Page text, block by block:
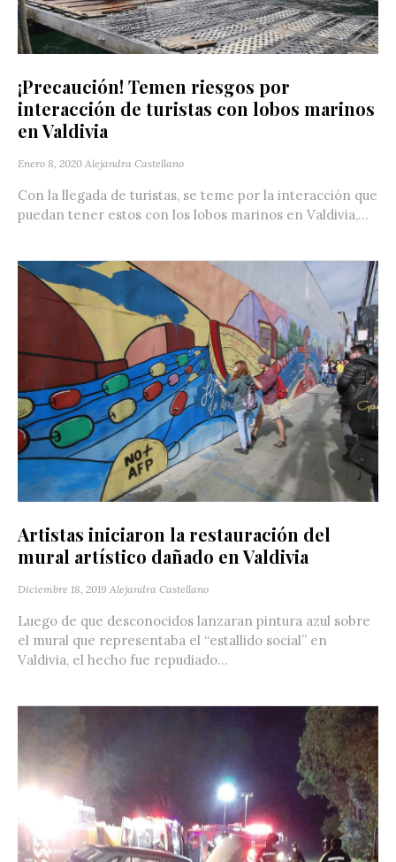
¡Precaución! Temen riesgos por
interacción de turistas con lobos marinos
en Valdivia
Enero 8, 2020 Alejandra Castellano
Con la llegada de turistas, se teme por la interacción que
puedan tener estos con los lobos marinos en Valdivia,...
Artistas iniciaron la restauración del
mural artístico dañado en Valdivia
Diciembre 18, 2019 Alejandra Castellano
Luego de que desconocidos lanzaran pintura azul sobre
el mural que representaba el “estallido social” en
Valdivia, el hecho fue repudiado...